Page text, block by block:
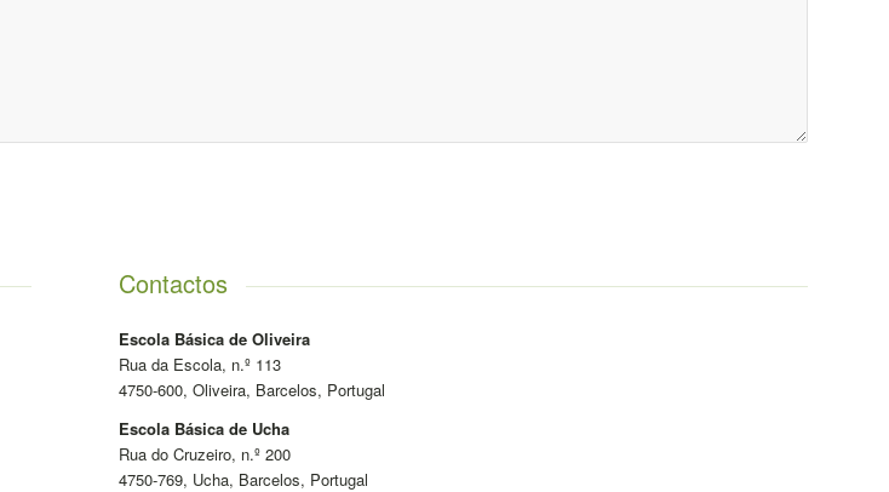
Contactos
Escola Básica de Oliveira
Rua da Escola, n.º 113
4750-600, Oliveira, Barcelos, Portugal
Escola Básica de Ucha
Rua do Cruzeiro, n.º 200
4750-769, Ucha, Barcelos, Portugal